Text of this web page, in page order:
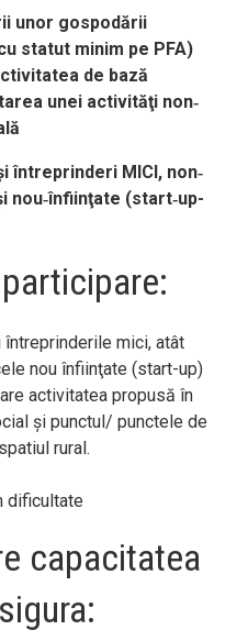
unor gospodării
statut minim pe PFA)
de bază
unei activităţi non‐
întreprinderi MICI, non‐
nou‐înfiinţate (start‐up-
mici, atât
nou înfiinţate (start-up)
activitatea propusă în
și punctul/ punctele de
rural.
dificultate
capacitatea